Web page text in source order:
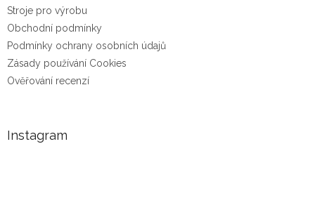
Stroje pro výrobu
Obchodní podmínky
Podmínky ochrany osobních údajů
Zásady používání Cookies
Ověřování recenzí
Instagram